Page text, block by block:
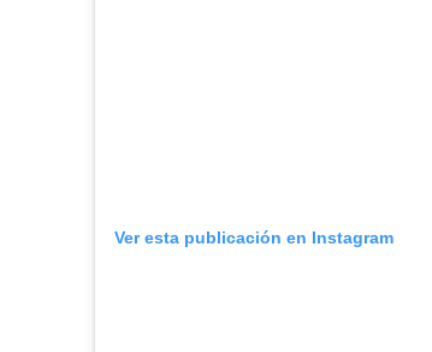
Ver esta publicación en Instagram